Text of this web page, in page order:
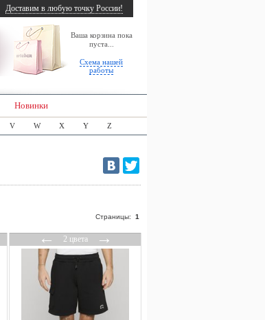
Ваша корзина пока
пуста...
Схема нашей
работы
Доставим в любую точку России!
Новинки
V W X Y Z
Страницы: 1
←2 цвета→